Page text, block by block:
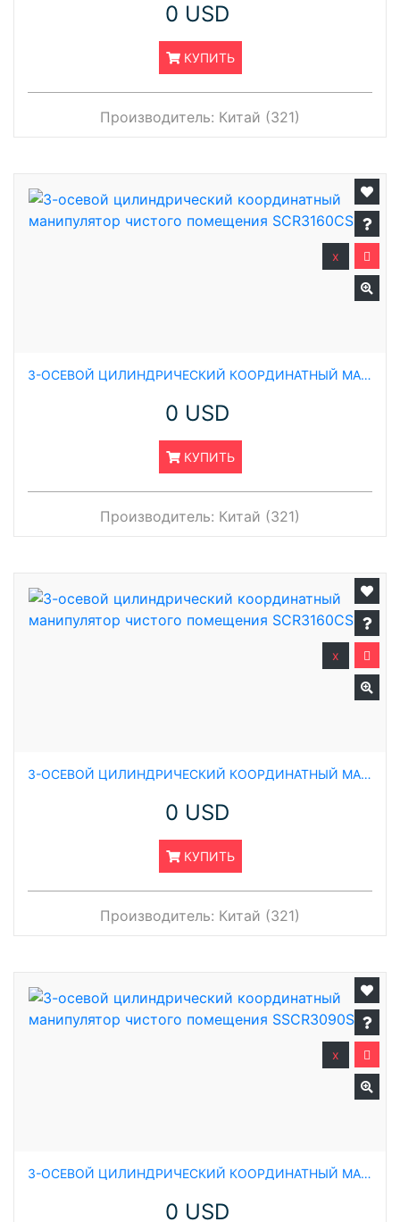
0 USD
КУПИТЬ
Производитель: Китай (321)
3-ОСЕВОЙ ЦИЛИНДРИЧЕСКИЙ КООРДИНАТНЫЙ МАНИПУЛЯТОР ЧИСТОГО ПОМЕЩЕНИЯ SCR3160CS
0 USD
КУПИТЬ
x
Производитель: Китай (321)
3-ОСЕВОЙ ЦИЛИНДРИЧЕСКИЙ КООРДИНАТНЫЙ МАНИПУЛЯТОР ЧИСТОГО ПОМЕЩЕНИЯ SCR3160CSN
0 USD
КУПИТЬ
x
Производитель: Китай (321)
3-ОСЕВОЙ ЦИЛИНДРИЧЕСКИЙ КООРДИНАТНЫЙ МАНИПУЛЯТОР ЧИСТОГО ПОМЕЩЕНИЯ SSCR3090S
0 USD
x